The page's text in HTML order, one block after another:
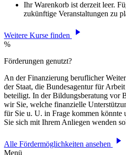
Ihr Warenkorb ist derzeit leer.
zukünftige Veranstaltungen zu
Weitere Kurse finden
%
Förderungen genutzt?
An der Finanzierung beruflicher
der Staat, die Bundesagentur für
beteiligt. In der Bildungsberatung vor
wir Sie, welche finanzielle
für Sie u. U. in Frage kommen könnte
Sie sich mit Ihrem Anliegen wenden
Alle Fördermöglichkeiten ansehen
Menü